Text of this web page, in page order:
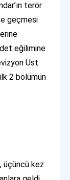
terör
geçmesi
eğilimine
Üst
2 bölümün
üçüncü kez